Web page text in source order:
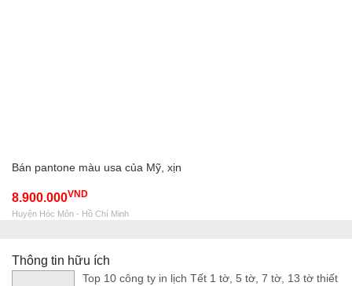
Bán pantone màu usa của Mỹ, xịn
8.900.000VND
Huyện Hóc Môn - Hồ Chí Minh
Thông tin hữu ích
Top 10 công ty in lịch Tết 1 tờ, 5 tờ, 7 tờ, 13 tờ thiết